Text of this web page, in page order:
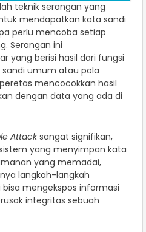
teknik serangan yang
mendapatkan kata sandi
perlu mencoba setiap
Serangan ini
yang berisi hasil dari fungsi
umum atau pola
mencocokkan hasil
dengan data yang ada di
Attacksangat signifikan,
yang menyimpan kata
yang memadai,
langkah-langkah
mengekspos informasi
integritas sebuah